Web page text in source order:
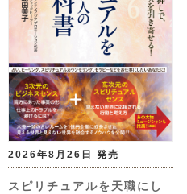
2026年8月26日 発売
スピリチュアルを天職にし